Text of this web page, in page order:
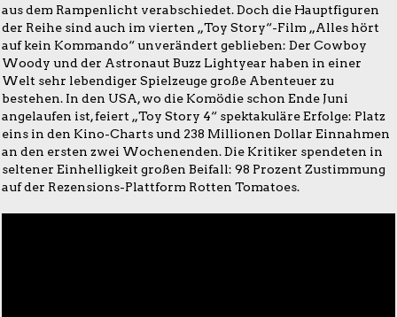
aus dem Rampenlicht verabschiedet. Doch die Hauptfiguren
der Reihe sind auch im vierten „Toy Story“-Film „Alles hört
auf kein Kommando“ unverändert geblieben: Der Cowboy
Woody und der Astronaut Buzz Lightyear haben in einer
Welt sehr lebendiger Spielzeuge große Abenteuer zu
bestehen. In den USA, wo die Komödie schon Ende Juni
angelaufen ist, feiert „Toy Story 4“ spektakuläre Erfolge: Platz
eins in den Kino-Charts und 238 Millionen Dollar Einnahmen
an den ersten zwei Wochenenden. Die Kritiker spendeten in
seltener Einhelligkeit großen Beifall: 98 Prozent Zustimmung
auf der Rezensions-Plattform Rotten Tomatoes.